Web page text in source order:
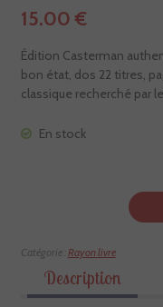
15.00€
Édition Casterman
bon état, dos 22 titres,
classique recherché par
En stock
Catégorie :Rayon livre
Description